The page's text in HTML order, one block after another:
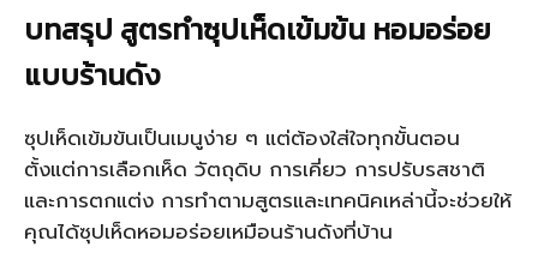
บทสรุป สูตรทำซุปเห็ดเข้มข้น หอมอร่อย
แบบร้านดัง
ซุปเห็ดเข้มข้นเป็นเมนูง่าย ๆ แต่ต้องใส่ใจทุกขั้นตอน
ตั้งแต่การเลือกเห็ด วัตถุดิบ การเคี่ยว การปรับรสชาติ
และการตกแต่ง การทำตามสูตรและเทคนิคเหล่านี้จะช่วยให้
คุณได้ซุปเห็ดหอมอร่อยเหมือนร้านดังที่บ้าน